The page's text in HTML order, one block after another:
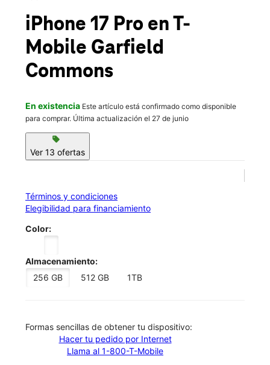
location_on
206 Passaic St Garfield, NJ 07026
iPhone 17 Pro en T-
Mobile Garfield
Commons
En existencia Este artículo está confirmado como disponible
para comprar. Última actualización el 27 de junio
sell
Ver 13 ofertas
Términos y condiciones
Elegibilidad para financiamiento
Color:
Almacenamiento:
256 GB
512 GB 1TB
​​​​​​​Formas sencillas de obtener tu dispositivo:
Hacer tu pedido por Internet
Llama al 1-800-T-Mobile